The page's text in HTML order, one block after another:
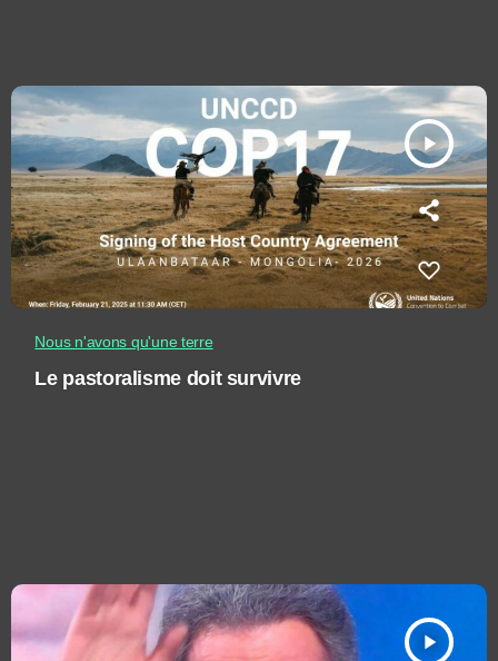
play_arrow
Nous n'avons qu'une terre
Le pastoralisme doit survivre
play_arrow